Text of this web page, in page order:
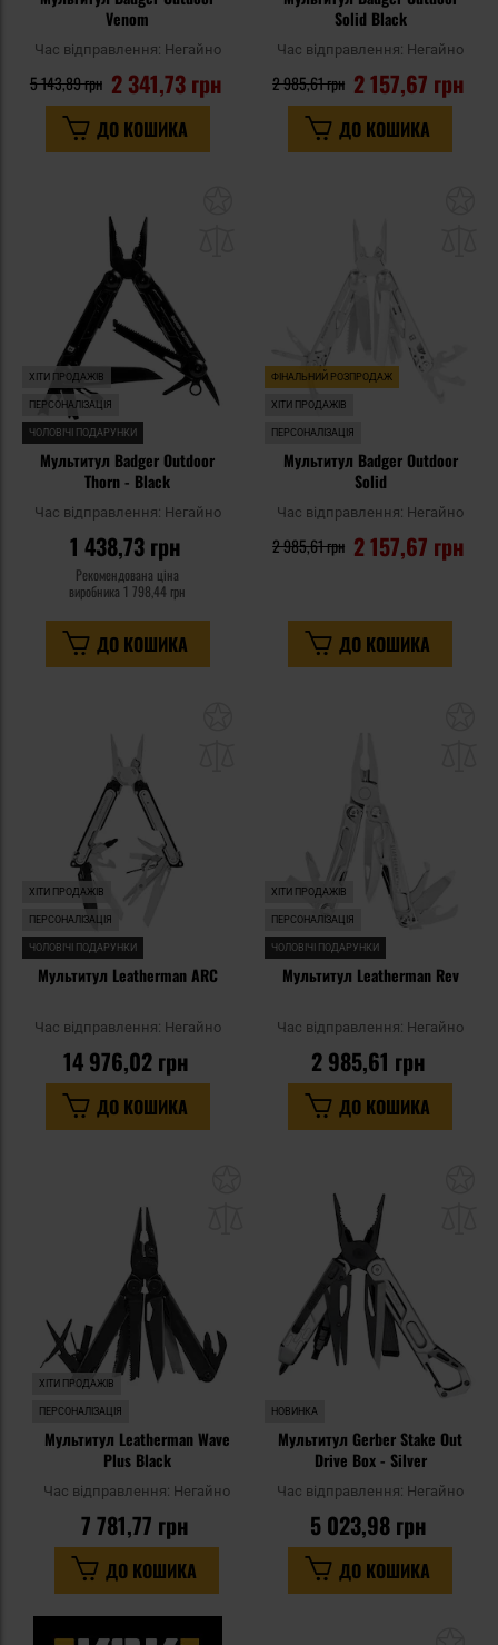
Venom
Час відправлення: Негайно
2 341,73 грн
5 143,89 грн
ДО КОШИКА
Solid Black
Час відправлення: Негайно
2 157,67 грн
2 985,61 грн
ДО КОШИКА
ХІТИ ПРОДАЖІВ
ПЕРСОНАЛІЗАЦІЯ
ЧОЛОВІЧІ ПОДАРУНКИ
Мультитул Badger Outdoor
Thorn - Black
Час відправлення: Негайно
1 438,73 грн
Рекомендована ціна
виробника 1 798,44 грн
ДО КОШИКА
ФІНАЛЬНИЙ РОЗПРОДАЖ
ХІТИ ПРОДАЖІВ
ПЕРСОНАЛІЗАЦІЯ
Мультитул Badger Outdoor
Solid
Час відправлення: Негайно
2 157,67 грн
2 985,61 грн
ДО КОШИКА
ХІТИ ПРОДАЖІВ
ПЕРСОНАЛІЗАЦІЯ
ЧОЛОВІЧІ ПОДАРУНКИ
Мультитул Leatherman ARC
Час відправлення: Негайно
14 976,02 грн
ДО КОШИКА
ХІТИ ПРОДАЖІВ
ПЕРСОНАЛІЗАЦІЯ
ЧОЛОВІЧІ ПОДАРУНКИ
Мультитул Leatherman Rev
Час відправлення: Негайно
2 985,61 грн
ДО КОШИКА
уподобань
ХІТИ ПРОДАЖІВ
ПЕРСОНАЛІЗАЦІЯ
Мультитул Leatherman Wave
Plus Black
Час відправлення: Негайно
7 781,77 грн
ДО КОШИКА
НОВИНКА
Мультитул Gerber Stake Out
Drive Box - Silver
Час відправлення: Негайно
5 023,98 грн
ДО КОШИКА